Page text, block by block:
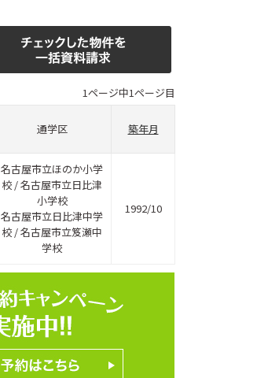
1ページ中1ページ目
通学区 築年月
名古屋市立ほのか小学
校 / 名古屋市立日比津
小学校
名古屋市立日比津中学
校 / 名古屋市立笈瀬中
学校
1992/10